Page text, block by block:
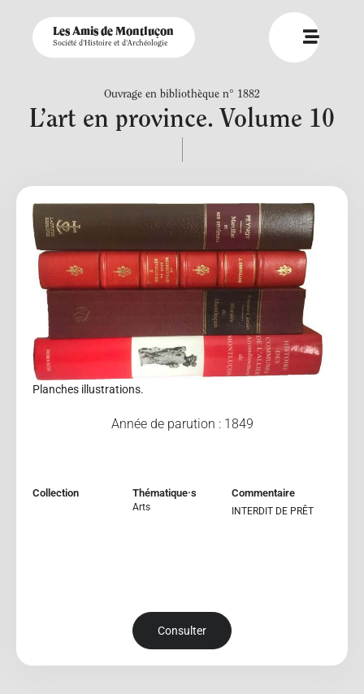
Les Amis de Montluçon
Société d'Histoire et d'Archéologie
Ouvrage en bibliothèque n° 1882
L’art en province. Volume 10
Planches illustrations.
Année de parution : 1849
Collection Thématique·s
Arts
Commentaire
INTERDIT DE PRÊT
Consulter